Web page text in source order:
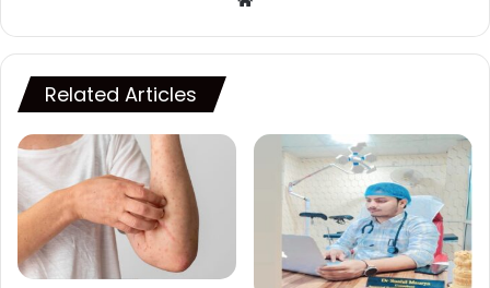
Related Articles